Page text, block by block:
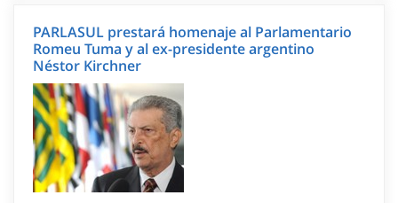
PARLASUL prestará homenaje al Parlamentario
Romeu Tuma y al ex-presidente argentino
Néstor Kirchner